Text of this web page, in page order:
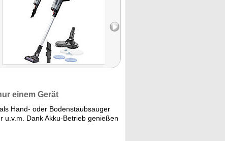
einem Gerät
Hand- oder Bodenstaubsauger
u.v.m. Dank Akku-Betrieb genießen